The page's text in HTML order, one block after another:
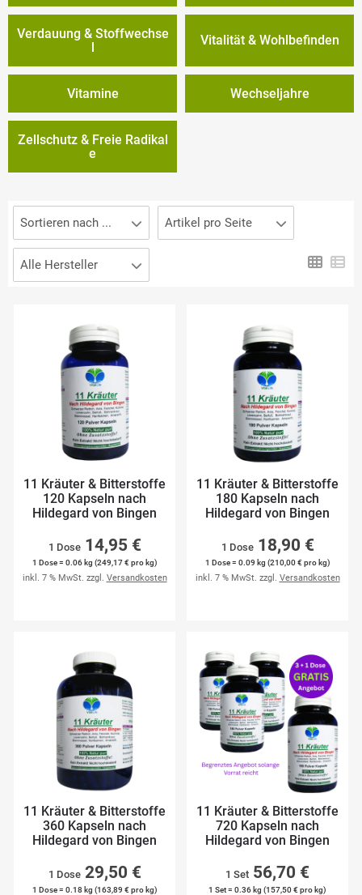
Verdauung & Stoffwechse
l
Vitalität & Wohlbefinden
Vitamine Wechseljahre
Zellschutz & Freie Radikal
e
Sortieren nach ... Artikel pro Seite
Alle Hersteller
11 Kräuter & Bitterstoffe
120 Kapseln nach
Hildegard von Bingen
1 Dose 14,95 €
1 Dose = 0.06 kg (249,17 € pro kg)
inkl. 7 % MwSt. zzgl. Versandkosten
11 Kräuter & Bitterstoffe
180 Kapseln nach
Hildegard von Bingen
1 Dose 18,90 €
1 Dose = 0.09 kg (210,00 € pro kg)
inkl. 7 % MwSt. zzgl. Versandkosten
11 Kräuter & Bitterstoffe
360 Kapseln nach
Hildegard von Bingen
1 Dose 29,50 €
1 Dose = 0.18 kg (163,89 € pro kg)
11 Kräuter & Bitterstoffe
720 Kapseln nach
Hildegard von Bingen
1 Set 56,70 €
1 Set = 0.36 kg (157,50 € pro kg)